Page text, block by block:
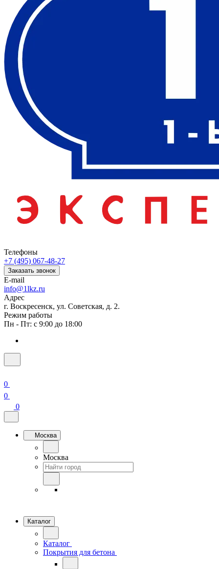
Телефоны
+7 (495) 067-48-27
Заказать звонок
E-mail
info@1lkz.ru
Адрес
г. Воскресенск, ул. Советская, д. 2.
Режим работы
Пн - Пт: с 9:00 до 18:00
0
0
0
Москва
Москва
Каталог
Каталог
Покрытия для бетона